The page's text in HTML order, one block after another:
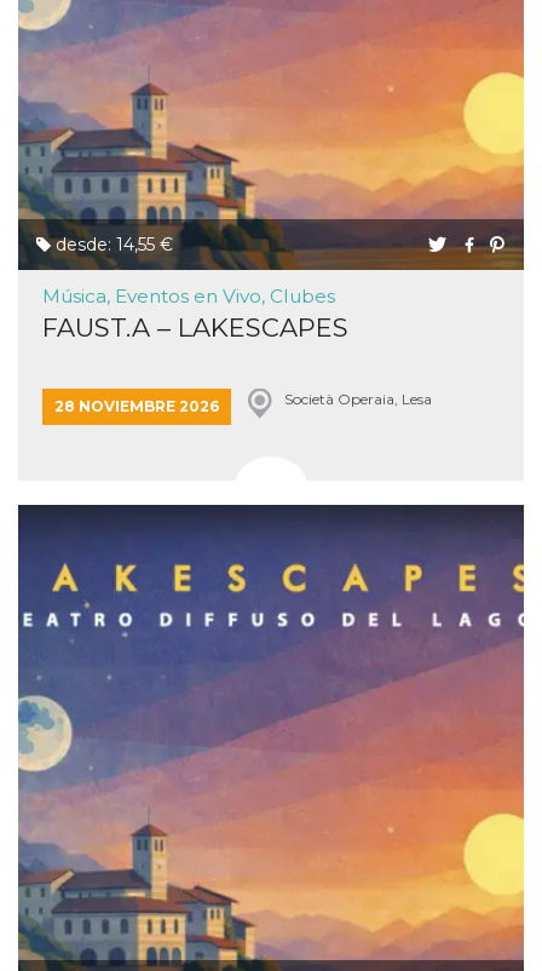
desde: 14,55 €
Música, Eventos en Vivo, Clubes
FAUST.A – LAKESCAPES
28 NOVIEMBRE 2026 Società Operaia, Lesa